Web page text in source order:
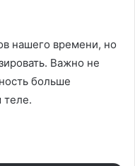
нашего времени, но
Важно не
больше
теле.